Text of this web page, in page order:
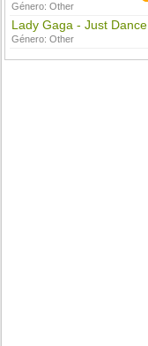
Género:Other
Lady Gaga - Just Dance
Género:Other